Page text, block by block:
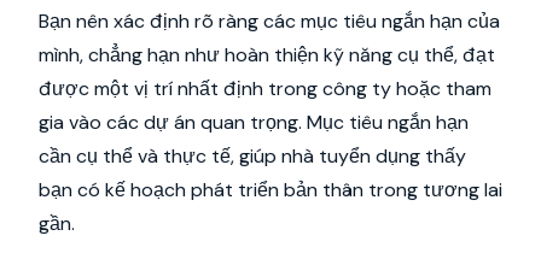
Bạn nên xác định rõ ràng các mục tiêu ngắn hạn của
mình, chẳng hạn như hoàn thiện kỹ năng cụ thể, đạt
được một vị trí nhất định trong công ty hoặc tham
gia vào các dự án quan trọng. Mục tiêu ngắn hạn
cần cụ thể và thực tế, giúp nhà tuyển dụng thấy
bạn có kế hoạch phát triển bản thân trong tương lai
gần.